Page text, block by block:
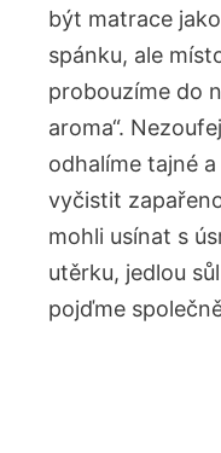
být matrace
spánku, ale
probouzíme do
aroma“.
odhalíme tajné
vyčistit
mohli usínat s
utěrku, jedlou
pojďme